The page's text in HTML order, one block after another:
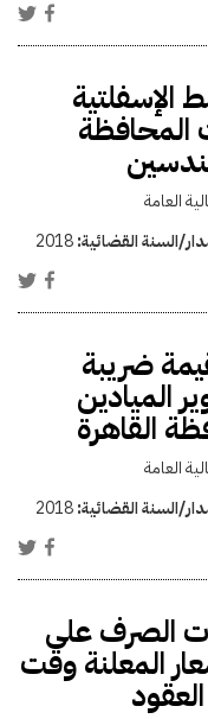
الإسفلتية
المحافظة
العامة
السنة القضائية:2018
ضريبة
الميادين
القاهرة
العامة
السنة القضائية:2018
الصرف على
المعلنة وقت